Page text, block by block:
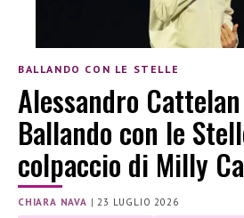
BALLANDO CON LE STELLE
Alessandro
Ballando con le
colpaccio di Milly
CHIARA NAVA | 23 LUGLIO 2026